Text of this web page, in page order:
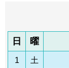
日 曜
1 土